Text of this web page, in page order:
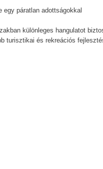
egy páratlan adottságokkal
különleges hangulatot
turisztikai és rekreációs